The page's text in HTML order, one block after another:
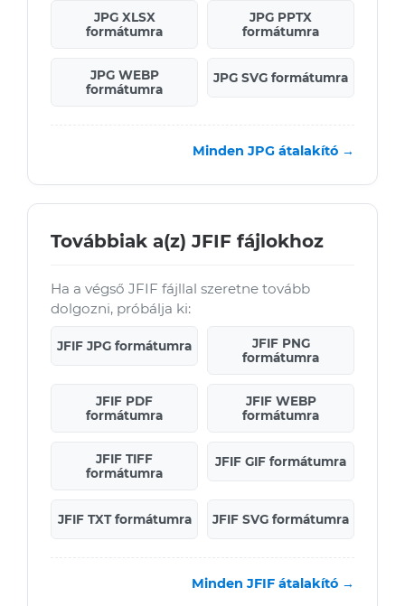
JPG XLSX
formátumra
JPG PPTX
formátumra
JPG WEBP
formátumra
JPG SVG formátumra
Minden JPG átalakító →
Továbbiak a(z) JFIF fájlokhoz
Ha a végső JFIF fájllal szeretne tovább
dolgozni, próbálja ki:
JFIF JPG formátumra
JFIF PNG
formátumra
JFIF PDF
formátumra
JFIF WEBP
formátumra
JFIF TIFF
formátumra
JFIF GIF formátumra
JFIF TXT formátumra JFIF SVG formátumra
Minden JFIF átalakító →